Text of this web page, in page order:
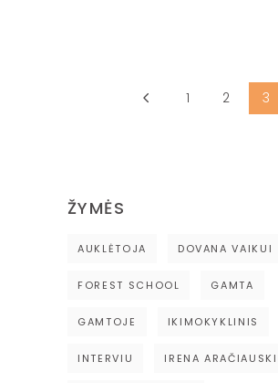
1 2 3
ŽYMĖS
AUKLĖTOJA DOVANA VAIKUI
FOREST SCHOOL GAMTA
GAMTOJE IKIMOKYKLINIS
INTERVIU IRENA